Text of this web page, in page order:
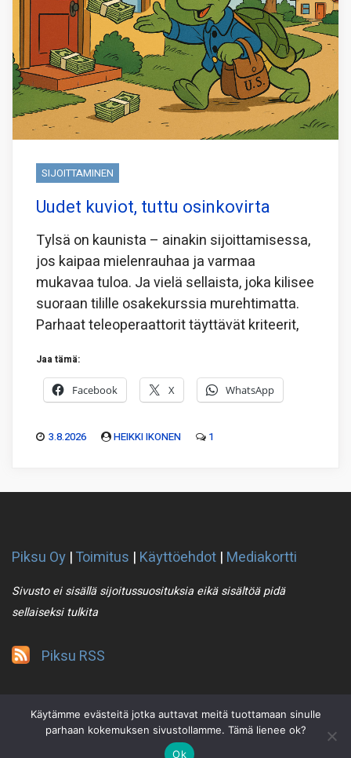
SIJOITTAMINEN
Uudet kuviot, tuttu osinkovirta
Tylsä on kaunista – ainakin sijoittamisessa,
jos kaipaa mielenrauhaa ja varmaa
mukavaa tuloa. Ja vielä sellaista, joka kilisee
suoraan tilille osakekurssia murehtimatta.
Parhaat teleoperaattorit täyttävät kriteerit,
Jaa tämä:
Facebook X WhatsApp
3.8.2026 HEIKKI IKONEN 1
Piksu Oy |Toimitus | Käyttöehdot | Mediakortti
Sivusto ei sisällä sijoitussuosituksia eikä sisältöä pidä
sellaiseksi tulkita
Piksu RSS
Käytämme evästeitä jotka auttavat meitä tuottamaan sinulle
parhaan kokemuksen sivustollamme. Tämä lienee ok?
Ok